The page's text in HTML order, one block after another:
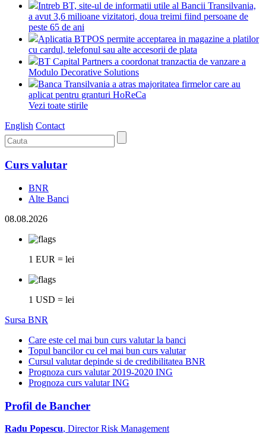
Intreb BT, site-ul de informatii utile al Bancii Transilvania,
a avut 3,6 milioane vizitatori, doua treimi fiind persoane de
peste 65 de ani
Aplicatia BTPOS permite acceptarea in magazine a platilor
cu cardul, telefonul sau alte accesorii de plata
BT Capital Partners a coordonat tranzactia de vanzare a
Modulo Decorative Solutions
Banca Transilvania a atras majoritatea firmelor care au
aplicat pentru granturi HoReCa
Vezi toate stirile
English Contact
Curs valutar
BNR
Alte Banci
08.08.2026
1 EUR = lei
1 USD = lei
Sursa BNR
Care este cel mai bun curs valutar la banci
Topul bancilor cu cel mai bun curs valutar
Cursul valutar depinde si de credibilitatea BNR
Prognoza curs valutar 2019-2020 ING
Prognoza curs valutar ING
Profil de Bancher
Radu Popescu, Director Risk Management